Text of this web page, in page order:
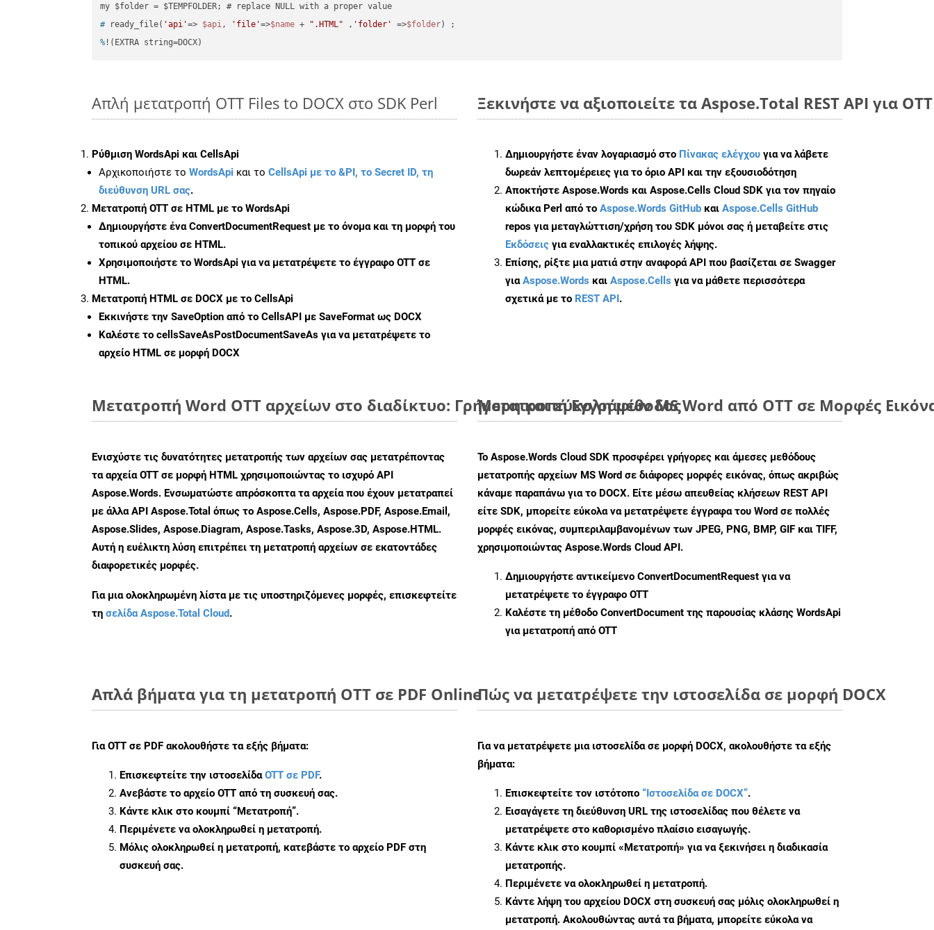
# ready_file( 'api'=> $api, 'file'=>$name + ".HTML" , 'folder' =>$folder) ;
% !(EXTRA string=DOCX)
Απλή μετατροπή OTT Files to DOCX στο SDK Perl
Ρύθμιση WordsApi και CellsApi
Αρχικοποιήστε το WordsApi και το CellsApi με το &PI, το Secret ID, τη
διεύθυνση URL σας.
Μετατροπή OTT σε HTML με το WordsApi
Δημιουργήστε έναConvertDocumentRequest με το όνομα και τη μορφή του
τοπικού αρχείου σε HTML.
Χρησιμοποιήστε το WordsApi για να μετατρέψετε το έγγραφο OTT σε
HTML.
Μετατροπή HTML σε DOCX με το CellsApi
Εκκινήστε την SaveOption από το CellsAPI με SaveFormat ως DOCX
Καλέστε το cellsSaveAsPostDocumentSaveAs για να μετατρέψετε το
αρχείο HTML σε μορφή DOCX
Ξεκινήστε να αξιοποιείτε τα Aspose.Total REST API για
Δημιουργήστε έναν λογαριασμό στο Πίνακας ελέγχου για να λάβετε
δωρεάν λεπτομέρειες για το όριο API και την εξουσιοδότηση
Αποκτήστε Aspose.Words και Aspose.Cells Cloud SDK για τον πηγαίο
κώδικα Perl από το Aspose.Words GitHub και Aspose.Cells GitHub
repos για μεταγλώττιση/χρήση του SDK μόνοι σας ή μεταβείτε στις
Εκδόσεις για εναλλακτικές επιλογές λήψης.
Επίσης, ρίξτε μια ματιά στην αναφορά API που βασίζεται σε Swagger
γιαAspose.Words και Aspose.Cells για να μάθετε περισσότερα
σχετικά με το REST API.
Μετατροπή Word OTT αρχείων στο διαδίκτυο: Γρήγορη και εύκολη μέθοδος
Ενισχύστε τις δυνατότητες μετατροπής των αρχείων σας μετατρέποντας
τα αρχεία OTT σε μορφή HTML χρησιμοποιώντας το ισχυρό API
Aspose.Words. Ενσωματώστε απρόσκοπτα τα αρχεία που έχουν μετατραπεί
με άλλα API Aspose.Total όπως το Aspose.Cells, Aspose.PDF, Aspose.Email,
Aspose.Slides, Aspose.Diagram, Aspose.Tasks, Aspose.3D, Aspose.HTML.
Αυτή η ευέλικτη λύση επιτρέπει τη μετατροπή αρχείων σε εκατοντάδες
διαφορετικές μορφές.
Για μια ολοκληρωμένη λίστα με τις υποστηριζόμενες μορφές, επισκεφτείτε
τη σελίδα Aspose.Total Cloud.
Μετατροπή Εγγράφων MS Word από OTT σε Μορφές
Το Aspose.Words Cloud SDK προσφέρει γρήγορες και άμεσες μεθόδους
μετατροπής αρχείων MS Word σε διάφορες μορφές εικόνας, όπως ακριβώς
κάναμε παραπάνω για το DOCX. Είτε μέσω απευθείας κλήσεων REST API
είτε SDK, μπορείτε εύκολα να μετατρέψετε έγγραφα του Word σε πολλές
μορφές εικόνας, συμπεριλαμβανομένων των JPEG, PNG, BMP, GIF και TIFF,
χρησιμοποιώντας Aspose.Words Cloud API.
Δημιουργήστε αντικείμενο ConvertDocumentRequest για να
μετατρέψετε το έγγραφο OTT
Καλέστε τη μέθοδο ConvertDocument της παρουσίας κλάσης WordsApi
για μετατροπή από OTT
Απλά βήματα για τη μετατροπή OTT σε PDF Online
ΓιαOTT σε PDF ακολουθήστε τα εξής βήματα:
Επισκεφτείτε την ιστοσελίδαOTT σε PDF.
Ανεβάστε το αρχείο OTT από τη συσκευή σας.
Κάντε κλικ στο κουμπί “Μετατροπή”.
Περιμένετε να ολοκληρωθεί η μετατροπή.
Μόλις ολοκληρωθεί η μετατροπή, κατεβάστε το αρχείο PDF στη
συσκευή σας.
Πώς να μετατρέψετε την ιστοσελίδα σε μορφή DOCX
Για να μετατρέψετε μια ιστοσελίδα σε μορφή DOCX, ακολουθήστε τα εξής
βήματα:
Επισκεφτείτε τον ιστότοπο “Ιστοσελίδα σε DOCX”.
Εισαγάγετε τη διεύθυνση URL της ιστοσελίδας που θέλετε να
μετατρέψετε στο καθορισμένο πλαίσιο εισαγωγής.
Κάντε κλικ στο κουμπί «Μετατροπή» για να ξεκινήσει η διαδικασία
μετατροπής.
Περιμένετε να ολοκληρωθεί η μετατροπή.
Κάντε λήψη του αρχείου DOCX στη συσκευή σας μόλις ολοκληρωθεί η
μετατροπή. Ακολουθώντας αυτά τα βήματα, μπορείτε εύκολα να